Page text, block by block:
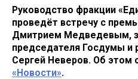
Руководство фракции
проведёт встречу с
Дмитрием Медведевым,
председателя Госдумы и
Сергей Неверов. Об этом
«Новости».